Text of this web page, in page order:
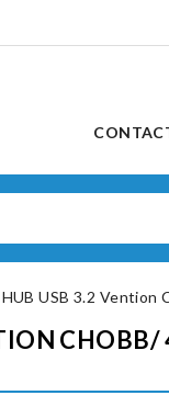
HUB USB 3.2 Vention
CHOBB/